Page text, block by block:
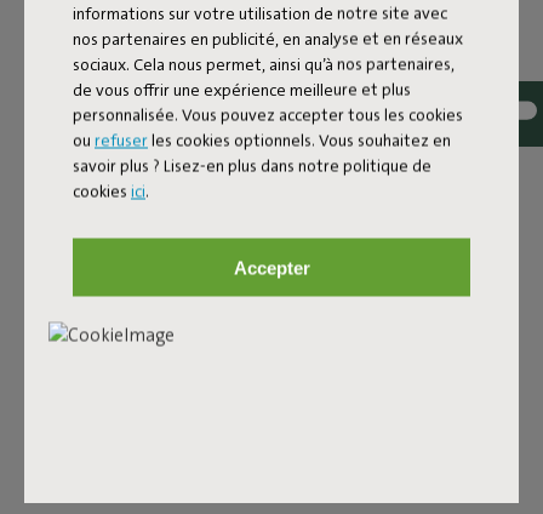
informations sur votre utilisation de notre site avec
nos partenaires en publicité, en analyse et en réseaux
sociaux. Cela nous permet, ainsi qu’à nos partenaires,
de vous offrir une expérience meilleure et plus
personnalisée. Vous pouvez accepter tous les cookies
ou refuserles cookies optionnels. Vous souhaitez en
savoir plus ? Lisez-en plus dans notre politique de
cookies ici.
Accepter
le Sumo Sofa. Comme il est fait de polyester recyclé, ce
coussin allie confort et sens aigu du design. La texture
côtelée lui donne une apparence vivante avec une subtile
profondeur de couleur. Parfait comme soutien pour le dos
ou accoudoir. Grâce à son rembourrage ferme, il garde une
belle tenue. Les housses sont également lavables.
Vraiment fait un gros dégât ? Notre guide des taches est là
pour toi. Ainsi, il reste le détail qui complète parfaitement
King Pillow Cord Soft Pink